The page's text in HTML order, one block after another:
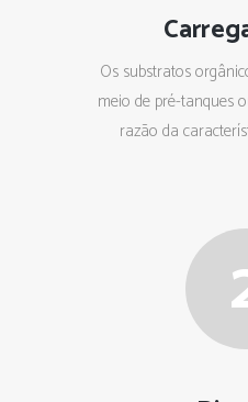
Os substratos
meio de pré-tanques
razão da